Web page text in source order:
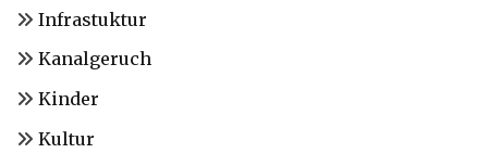
Infrastuktur
Kanalgeruch
Kinder
Kultur